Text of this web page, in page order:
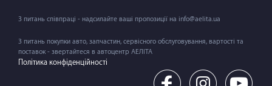
З питань співпраці - надсилайте ваші пропозиції на info@aelita.ua
З питань покупки авто, запчастин, сервісного обслуговування, вартості та
поставок - звертайтеся в автоцентр АЕЛІТА
Політика конфіденційності